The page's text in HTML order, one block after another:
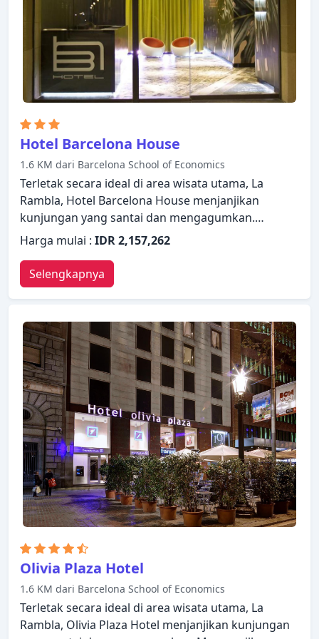
selama menginap di Medinaceli Hotel.
Hotel Barcelona House
1.6 KM dari Barcelona School of Economics
Terletak secara ideal di area wisata utama, La
Rambla, Hotel Barcelona House menjanjikan
kunjungan yang santai dan mengagumkan.
Properti ini memiliki berbagai fasilitas yang
membuat pengalaman menginap Anda
menyenangkan. WiFi gratis di semua kamar,
resepsionis 24 jam, fasilitas untuk tamu dengan
kebutuhan khusus, penyimpanan barang, Wi-fi di
tempat umum hanyalah beberapa dari berbagai
fasilitas yang ditawarkan. Beberapa kamar
dirancang dengan baik dengan adanya fasilitas
televisi layar datar, akses internet - WiFi, kamar
bebas asap rokok, AC, penghangat ruangan. Hotel
ini menawarkan berbagai pilihan rekreasi. Dengan
layanan handal dan staf profesional, Hotel
Barcelona House memenuhi kebutuhan Anda.
Harga mulai : IDR 2,157,262
Selengkapnya
Olivia Plaza Hotel
1.6 KM dari Barcelona School of Economics
Terletak secara ideal di area wisata utama, La
Rambla, Olivia Plaza Hotel menjanjikan kunjungan